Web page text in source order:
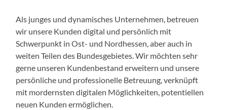
Als junges und dynamisches Unternehmen, betreuen
wir unsere Kunden digital und persönlich mit
Schwerpunkt in Ost- und Nordhessen, aber auch in
weiten Teilen des Bundesgebietes. Wir möchten sehr
gerne unseren Kundenbestand erweitern und unsere
persönliche und professionelle Betreuung, verknüpft
mit mordernsten digitalen Möglichkeiten, potentiellen
neuen Kunden ermöglichen.